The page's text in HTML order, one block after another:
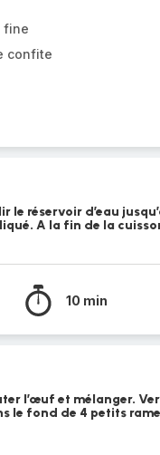
fine
confite
le réservoir d’eau
A la fin de la
10 min
l’œuf et mélanger.
le fond de 4 petits